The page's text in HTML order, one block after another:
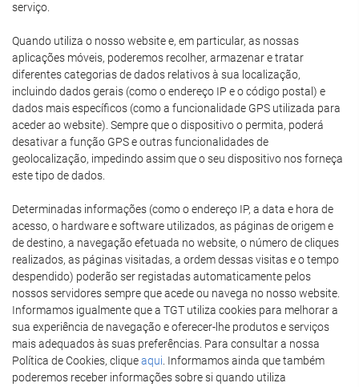
serviço.
Quando utiliza o nosso website e, em particular, as nossas
aplicações móveis, poderemos recolher, armazenar e tratar
diferentes categorias de dados relativos à sua localização,
incluindo dados gerais (como o endereço IP e o código postal) e
dados mais específicos (como a funcionalidade GPS utilizada para
aceder ao website). Sempre que o dispositivo o permita, poderá
desativar a função GPS e outras funcionalidades de
geolocalização, impedindo assim que o seu dispositivo nos forneça
este tipo de dados.
Determinadas informações (como o endereço IP, a data e hora de
acesso, o hardware e software utilizados, as páginas de origem e
de destino, a navegação efetuada no website, o número de cliques
realizados, as páginas visitadas, a ordem dessas visitas e o tempo
despendido) poderão ser registadas automaticamente pelos
nossos servidores sempre que acede ou navega no nosso website.
Informamos igualmente que a TGT utiliza cookies para melhorar a
sua experiência de navegação e oferecer-lhe produtos e serviços
mais adequados às suas preferências. Para consultar a nossa
Política de Cookies, cliqueaqui . Informamos ainda que também
poderemos receber informações sobre si quando utiliza